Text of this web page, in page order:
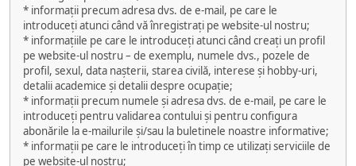
* informații precum adresa dvs. de e-mail, pe care le
introduceți atunci când vă înregistrați pe website-ul nostru;
* informațiile pe care le introduceți atunci când creați un profil
pe website-ul nostru – de exemplu, numele dvs., pozele de
profil, sexul, data nașterii, starea civilă, interese și hobby-uri,
detalii academice și detalii despre ocupație;
* informații precum numele și adresa dvs. de e-mail, pe care le
introduceți pentru validarea contului și pentru configura
abonările la e-mailurile și/sau la buletinele noastre informative;
* informații pe care le introduceți în timp ce utilizați serviciile de
pe website-ul nostru;